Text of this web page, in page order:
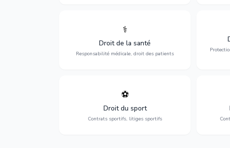
⚕️
Droit de la santé
Responsabilité médicale, droit des patients
Défense de vos droits médicaux : erreurs
médicales, responsabilité des praticiens
et indemnisation.
⚽
Droit du sport
Contrats sportifs, litiges sportifs
Expertise en droit sportif : contrats de
sportifs, transferts, sponsoring et
contentieux.